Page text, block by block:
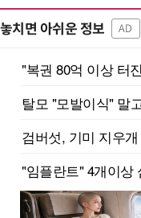
놓치면 아쉬운 정보 AD